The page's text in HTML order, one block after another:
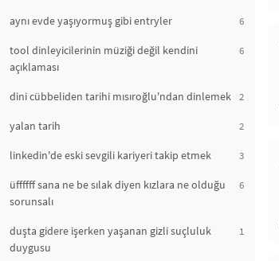
aynı evde yaşıyormuş gibi entryler 6
tool dinleyicilerinin müziği değil kendini
açıklaması
6
dini cübbeliden tarihi mısıroğlu'ndan dinlemek 2
yalan tarih 2
linkedin'de eski sevgili kariyeri takip etmek 3
üffffff sana ne be sılak diyen kızlara ne olduğu
sorunsalı
6
duşta gidere işerken yaşanan gizli suçluluk
duygusu
1